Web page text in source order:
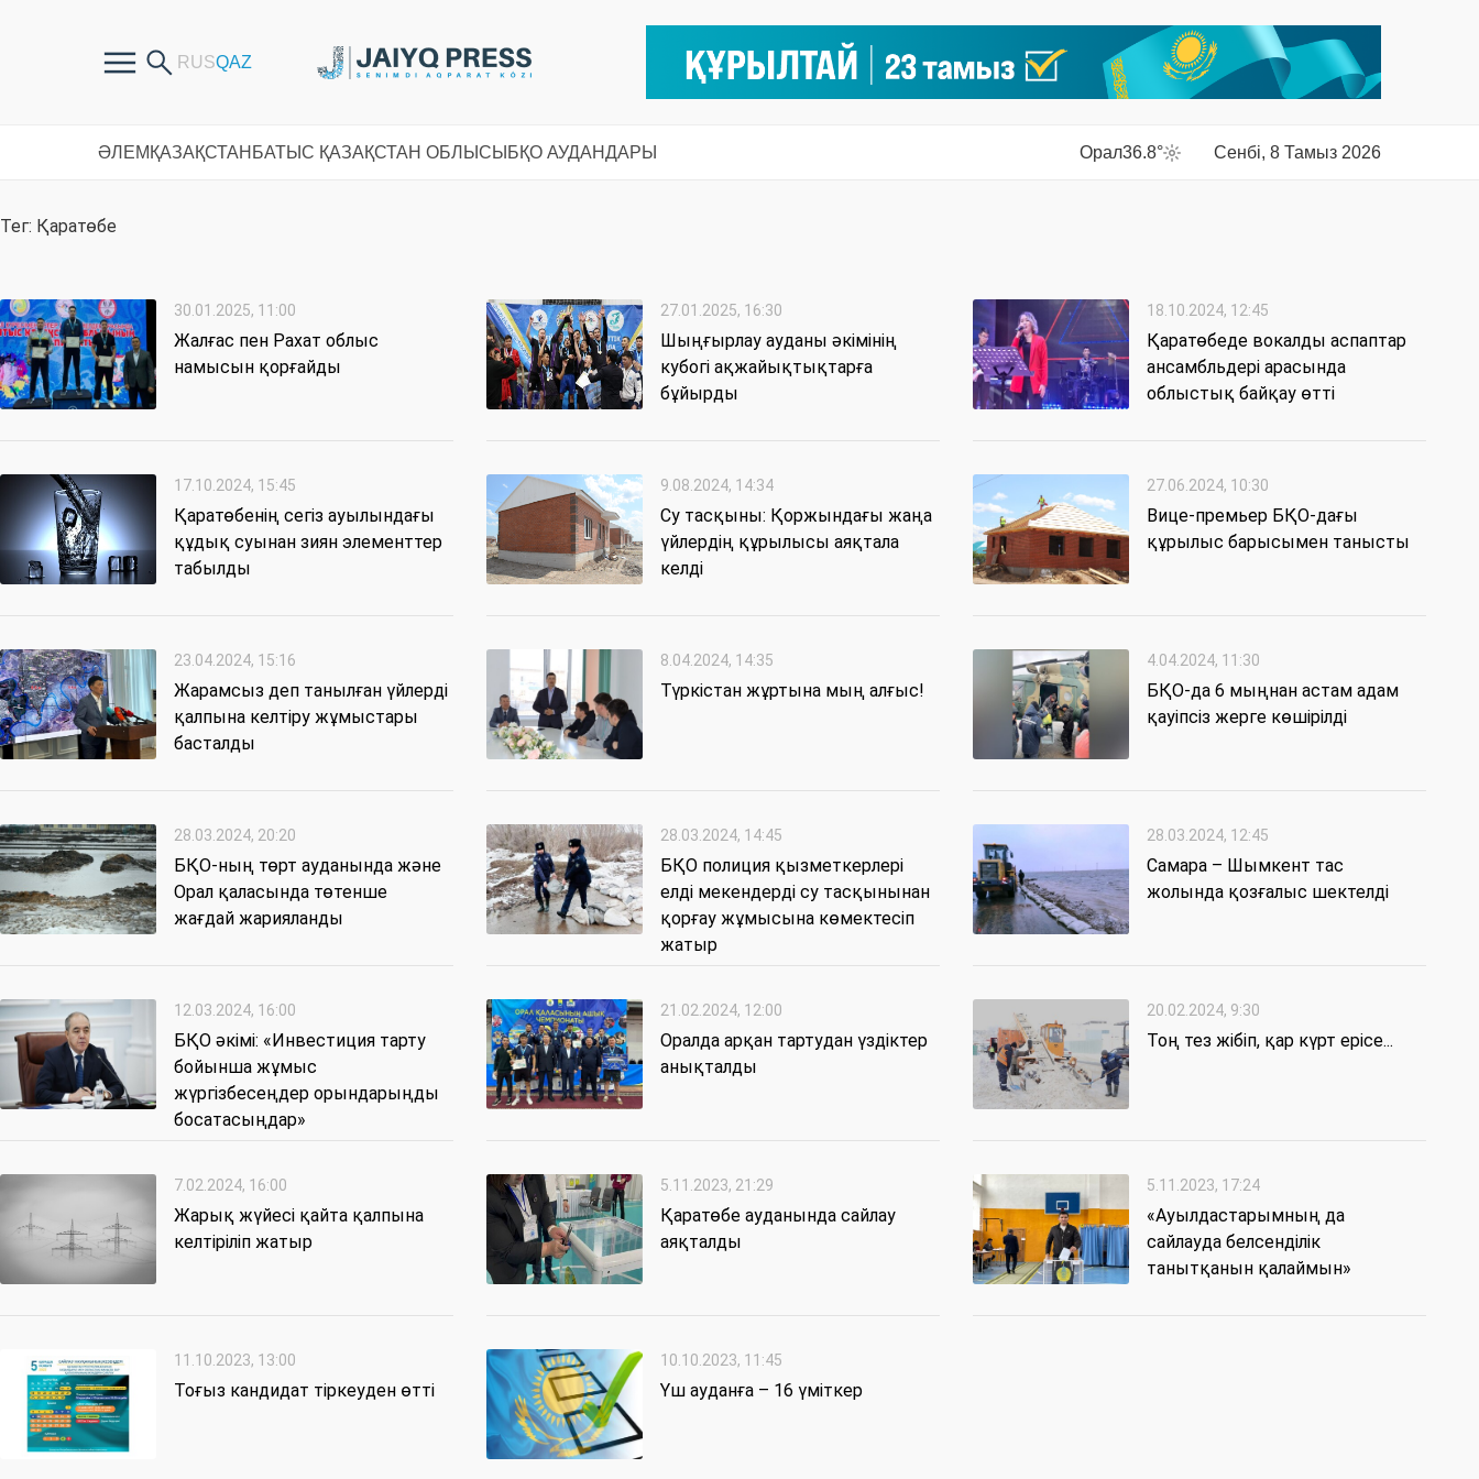
ӘЛЕМ ҚАЗАҚСТАН БАТЫС ҚАЗАҚСТАН ОБЛЫСЫ БҚО АУДАНДАРЫ Орал36.8° Сенбі, 8 Тамыз 2026
Тег: Қаратөбе
30.01.2025, 11:00
Жалғас пен Рахат облыс
намысын қорғайды
27.01.2025, 16:30
Шыңғырлау ауданы әкімінің
кубогі ақжайықтықтарға
бұйырды
18.10.2024, 12:45
Қаратөбеде вокалды аспаптар
ансамбльдері арасында
облыстық байқау өтті
17.10.2024, 15:45
Қаратөбенің сегіз ауылындағы
құдық суынан зиян элементтер
табылды
9.08.2024, 14:34
Су тасқыны: Қоржындағы жаңа
үйлердің құрылысы аяқтала
келді
27.06.2024, 10:30
Вице-премьер БҚО-дағы
құрылыс барысымен танысты
23.04.2024, 15:16
Жарамсыз деп танылған үйлерді
қалпына келтіру жұмыстары
басталды
8.04.2024, 14:35
Түркістан жұртына мың алғыс!
4.04.2024, 11:30
БҚО-да 6 мыңнан астам адам
қауіпсіз жерге көшірілді
28.03.2024, 20:20
БҚО-ның төрт ауданында және
Орал қаласында төтенше
жағдай жарияланды
28.03.2024, 14:45
БҚО полиция қызметкерлері
елді мекендерді су тасқынынан
қорғау жұмысына көмектесіп
жатыр
28.03.2024, 12:45
Самара – Шымкент тас
жолында қозғалыс шектелді
12.03.2024, 16:00
БҚО әкімі: «Инвестиция тарту
бойынша жұмыс
жүргізбесеңдер орындарыңды
босатасыңдар»
21.02.2024, 12:00
Оралда арқан тартудан үздіктер
анықталды
20.02.2024, 9:30
Тоң тез жібіп, қар күрт ерісе...
7.02.2024, 16:00
Жарық жүйесі қайта қалпына
келтіріліп жатыр
5.11.2023, 21:29
Қаратөбе ауданында сайлау
аяқталды
5.11.2023, 17:24
«Ауылдастарымның да
сайлауда белсенділік
танытқанын қалаймын»
11.10.2023, 13:00
Тоғыз кандидат тіркеуден өтті
10.10.2023, 11:45
Үш ауданға – 16 үміткер